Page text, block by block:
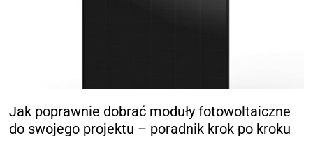
Jak poprawnie dobrać moduły fotowoltaiczne
do swojego projektu – poradnik krok po kroku